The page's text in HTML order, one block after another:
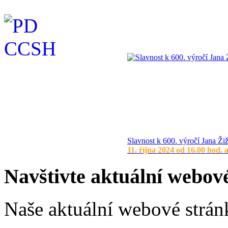
Slavnost k 600. výročí Jana
11. října 2024 od 16.00 hod.
Navštivte aktuální
Naše aktuální webové